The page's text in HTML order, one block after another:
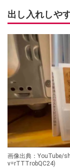
出し入れしや
画像出典：YouTube/
v=rTTTrobQC24)